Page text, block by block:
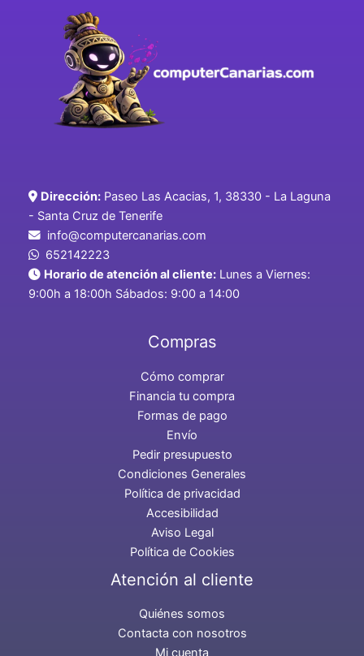
Dirección: Paseo Las Acacias, 1, 38330 - La Laguna
- Santa Cruz de Tenerife
info@computercanarias.com
652142223
Horario de atención al cliente: Lunes a Viernes:
9:00h a 18:00h Sábados: 9:00 a 14:00
Compras
Cómo comprar
Financia tu compra
Formas de pago
Envío
Pedir presupuesto
Condiciones Generales
Política de privacidad
Accesibilidad
Aviso Legal
Política de Cookies
Atención al cliente
Quiénes somos
Contacta con nosotros
Mi cuenta